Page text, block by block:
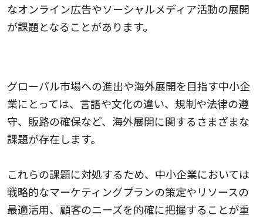
なオンライン広告やソーシャルメディア活動の展開
が課題となることがあります。
グローバル市場への進出や海外展開を目指す中小企
業にとっては、言語や文化の違い、規制や法律の遵
守、販路の確保など、海外展開に関するさまざまな
課題が存在します。
これらの課題に対処するため、中小企業においては
戦略的なマーケティングプランの策定やリソースの
最適活用、顧客のニーズを的確に把握することが重